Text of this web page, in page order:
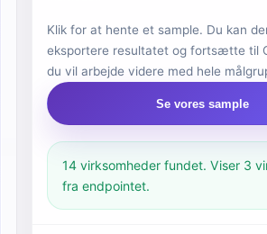
Klik for at hente et sample. Du kan
eksportere resultatet og fortsætte til
du vil arbejde videre med hele
Se vores sample
14 virksomheder fundet. Viser 3
fra endpointet.